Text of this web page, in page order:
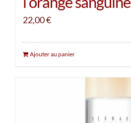
22,00€
Ajouter au panier